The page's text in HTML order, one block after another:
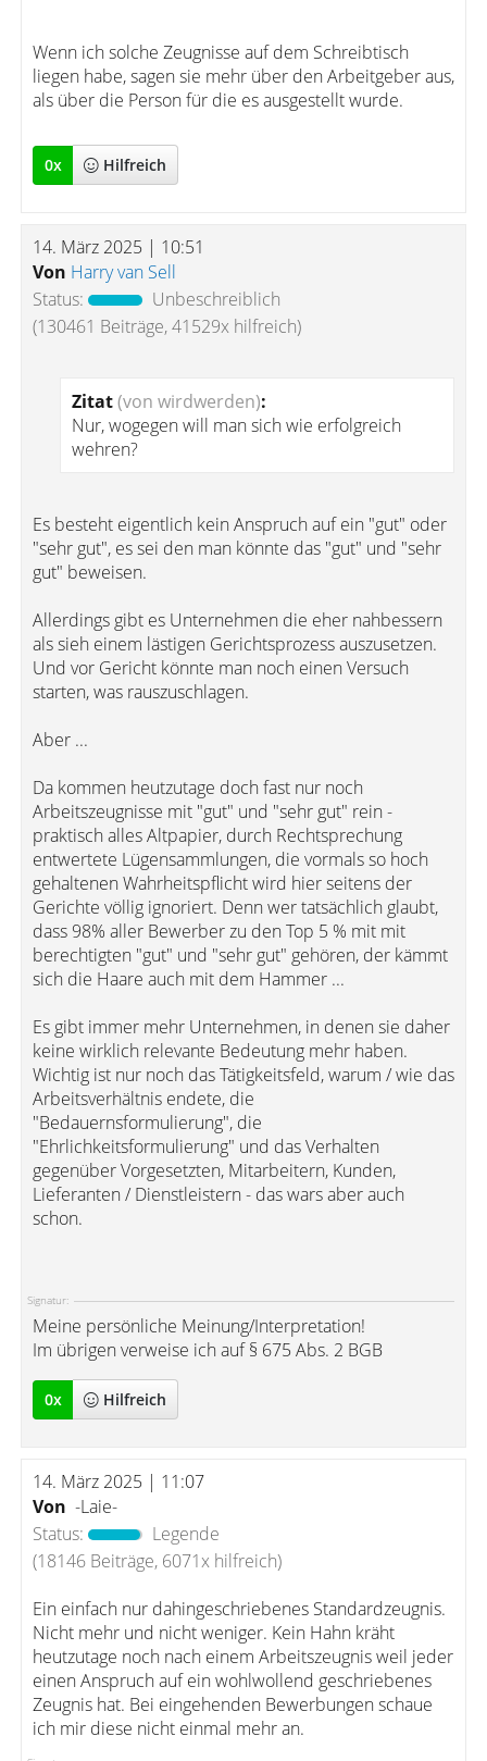
Wenn ich solche Zeugnisse auf dem Schreibtisch
liegen habe, sagen sie mehr über den Arbeitgeber aus,
als über die Person für die es ausgestellt wurde.
0x Hilfreich
14. März 2025 | 10:51
Von Harry van Sell
Status:
Unbeschreiblich
(130461 Beiträge, 41529x hilfreich)
Zitat(von wirdwerden):
Nur, wogegen will man sich wie erfolgreich
wehren?
Es besteht eigentlich kein Anspruch auf ein "gut" oder
"sehr gut", es sei den man könnte das "gut" und "sehr
gut" beweisen.
Allerdings gibt es Unternehmen die eher nahbessern
als sieh einem lästigen Gerichtsprozess auszusetzen.
Und vor Gericht könnte man noch einen Versuch
starten, was rauszuschlagen.
Aber ...
Da kommen heutzutage doch fast nur noch
Arbeitszeugnisse mit "gut" und "sehr gut" rein -
praktisch alles Altpapier, durch Rechtsprechung
entwertete Lügensammlungen, die vormals so hoch
gehaltenen Wahrheitspflicht wird hier seitens der
Gerichte völlig ignoriert. Denn wer tatsächlich glaubt,
dass 98% aller Bewerber zu den Top 5 % mit mit
berechtigten "gut" und "sehr gut" gehören, der kämmt
sich die Haare auch mit dem Hammer ...
Es gibt immer mehr Unternehmen, in denen sie daher
keine wirklich relevante Bedeutung mehr haben.
Wichtig ist nur noch das Tätigkeitsfeld, warum / wie das
Arbeitsverhältnis endete, die
"Bedauernsformulierung", die
"Ehrlichkeitsformulierung" und das Verhalten
gegenüber Vorgesetzten, Mitarbeitern, Kunden,
Lieferanten / Dienstleistern - das wars aber auch
schon.
Signatur:
Meine persönliche Meinung/Interpretation!
Im übrigen verweise ich auf § 675 Abs. 2 BGB
0x Hilfreich
14. März 2025 | 11:07
Von -Laie-
Status:
Legende
(18146 Beiträge, 6071x hilfreich)
Ein einfach nur dahingeschriebenes Standardzeugnis.
Nicht mehr und nicht weniger. Kein Hahn kräht
heutzutage noch nach einem Arbeitszeugnis weil jeder
einen Anspruch auf ein wohlwollend geschriebenes
Zeugnis hat. Bei eingehenden Bewerbungen schaue
ich mir diese nicht einmal mehr an.